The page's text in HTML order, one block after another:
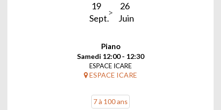
19
Sept.
26
Juin
Piano
Samedi 12:00 - 12:30
ESPACE ICARE
ESPACE ICARE
7 à 100 ans